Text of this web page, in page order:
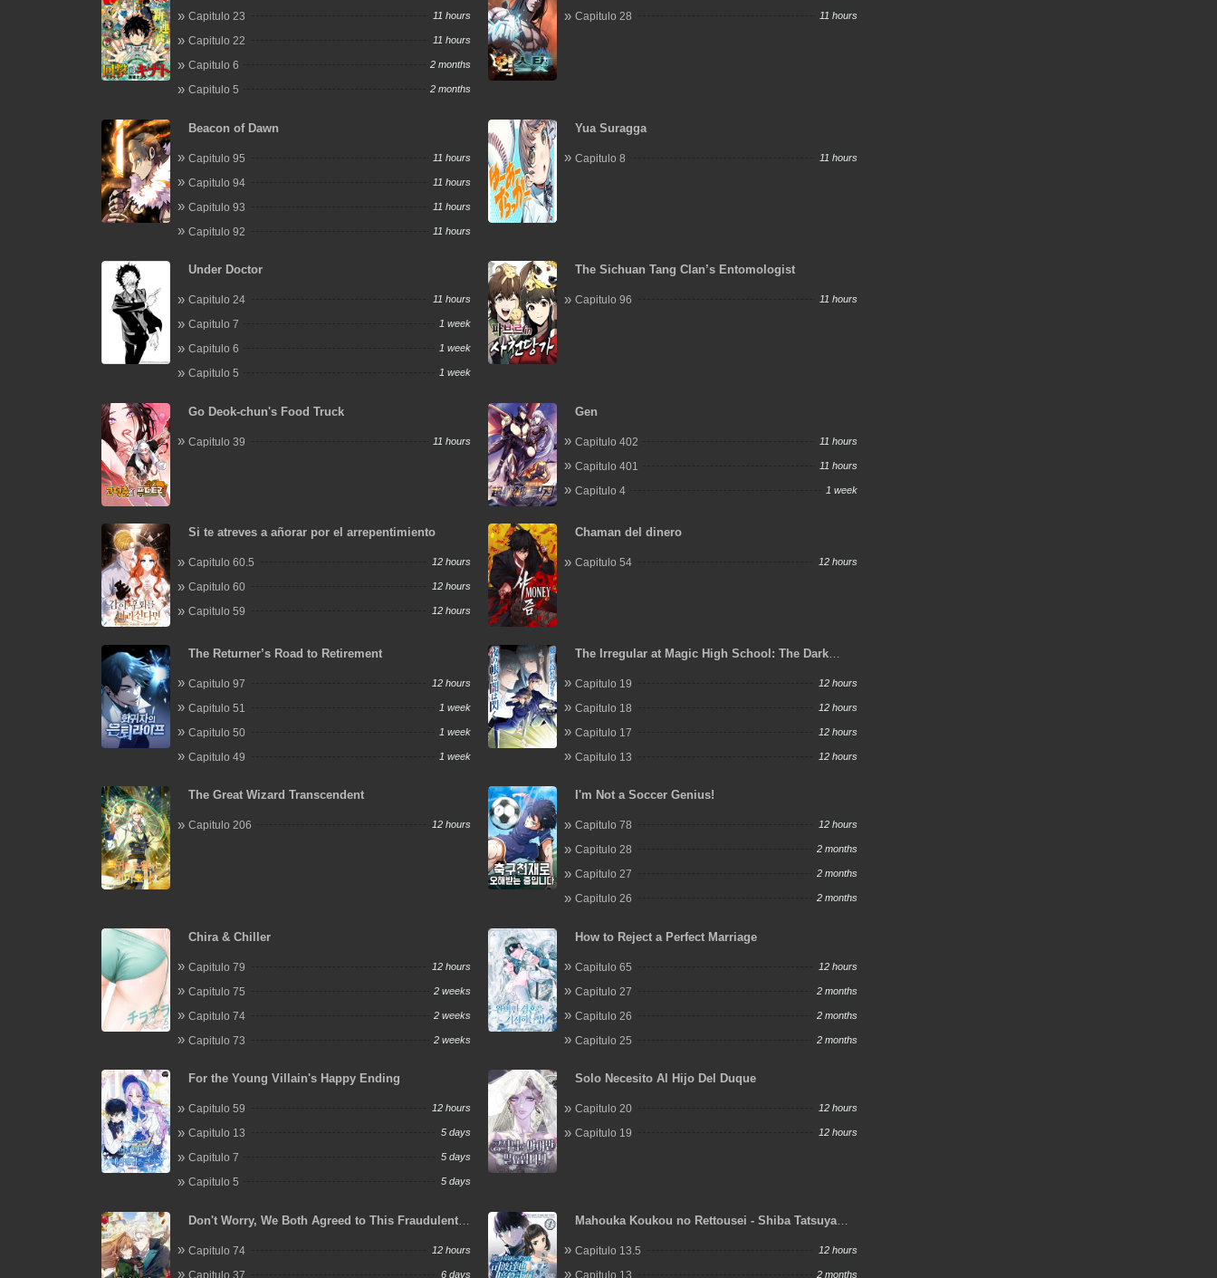
Capitulo 23 11 hours
Capitulo 22 11 hours
Capitulo 6 2 months
Capitulo 5 2 months
Capitulo 28 11 hours
Beacon of Dawn
Capitulo 95 11 hours
Capitulo 94 11 hours
Capitulo 93 11 hours
Capitulo 92 11 hours
Yua Suragga
Capitulo 8 11 hours
Under Doctor
Capitulo 24 11 hours
Capitulo 7 1 week
Capitulo 6 1 week
Capitulo 5 1 week
The Sichuan Tang Clan’s Entomologist
Capitulo 96 11 hours
Go Deok-chun's Food Truck
Capitulo 39 11 hours
Gen
Capitulo 402 11 hours
Capitulo 401 11 hours
Capitulo 4 1 week
Si te atreves a añorar por el arrepentimiento
Capitulo 60.5 12 hours
Capitulo 60 12 hours
Capitulo 59 12 hours
Chaman del dinero
Capitulo 54 12 hours
The Returner’s Road to Retirement
Capitulo 97 12 hours
Capitulo 51 1 week
Capitulo 50 1 week
Capitulo 49 1 week
The Irregular at Magic High School: The Dark
Capitulo 19 12 hours
Capitulo 18 12 hours
Capitulo 17 12 hours
Capitulo 13 12 hours
The Great Wizard Transcendent
Capitulo 206 12 hours
I'm Not a Soccer Genius!
Capitulo 78 12 hours
Capitulo 28 2 months
Capitulo 27 2 months
Capitulo 26 2 months
Chira & Chiller
Capitulo 79 12 hours
Capitulo 75 2 weeks
Capitulo 74 2 weeks
Capitulo 73 2 weeks
How to Reject a Perfect Marriage
Capitulo 65 12 hours
Capitulo 27 2 months
Capitulo 26 2 months
Capitulo 25 2 months
For the Young Villain's Happy Ending
Capitulo 59 12 hours
Capitulo 13 5 days
Capitulo 7 5 days
Capitulo 5 5 days
Solo Necesito Al Hijo Del Duque
Capitulo 20 12 hours
Capitulo 19 12 hours
Don't Worry, We Both Agreed to This Fraudulent
Capitulo 74 12 hours
Capitulo 37 6 days
Mahouka Koukou no Rettousei - Shiba Tatsuya
Capitulo 13.5 12 hours
Capitulo 13 2 months